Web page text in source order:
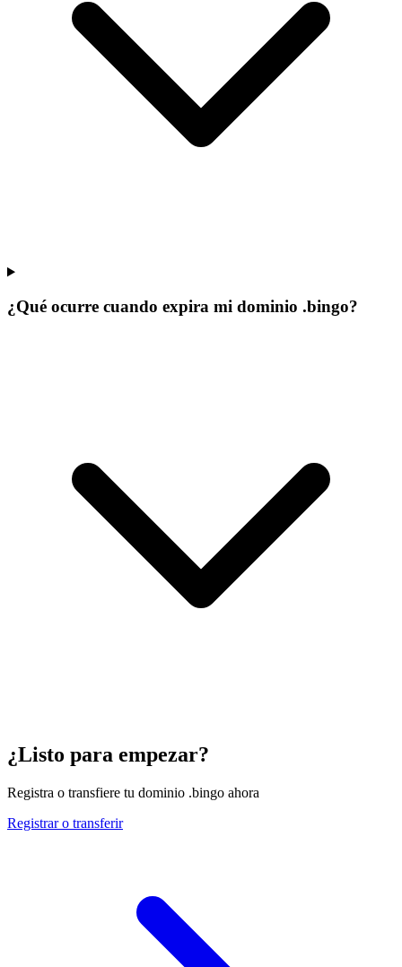
¿Qué ocurre cuando expira mi dominio .bingo?
¿Listo para empezar?
Registra o transfiere tu dominio .bingo ahora
Registrar o transferir